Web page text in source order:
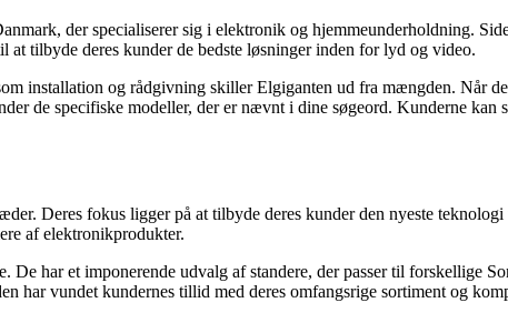
der specialiserer sig i elektronik og hjemmeunderholdning.
tilbyde deres kunder de bedste løsninger inden for lyd og video.
installation og rådgivning skiller Elgiganten ud fra mængden. Når
de specifiske modeller, der er nævnt i dine søgeord. Kunderne
Deres fokus ligger på at tilbyde deres kunder den nyeste
af elektronikprodukter.
har et imponerende udvalg af standere, der passer til forskellige
har vundet kundernes tillid med deres omfangsrige sortiment og